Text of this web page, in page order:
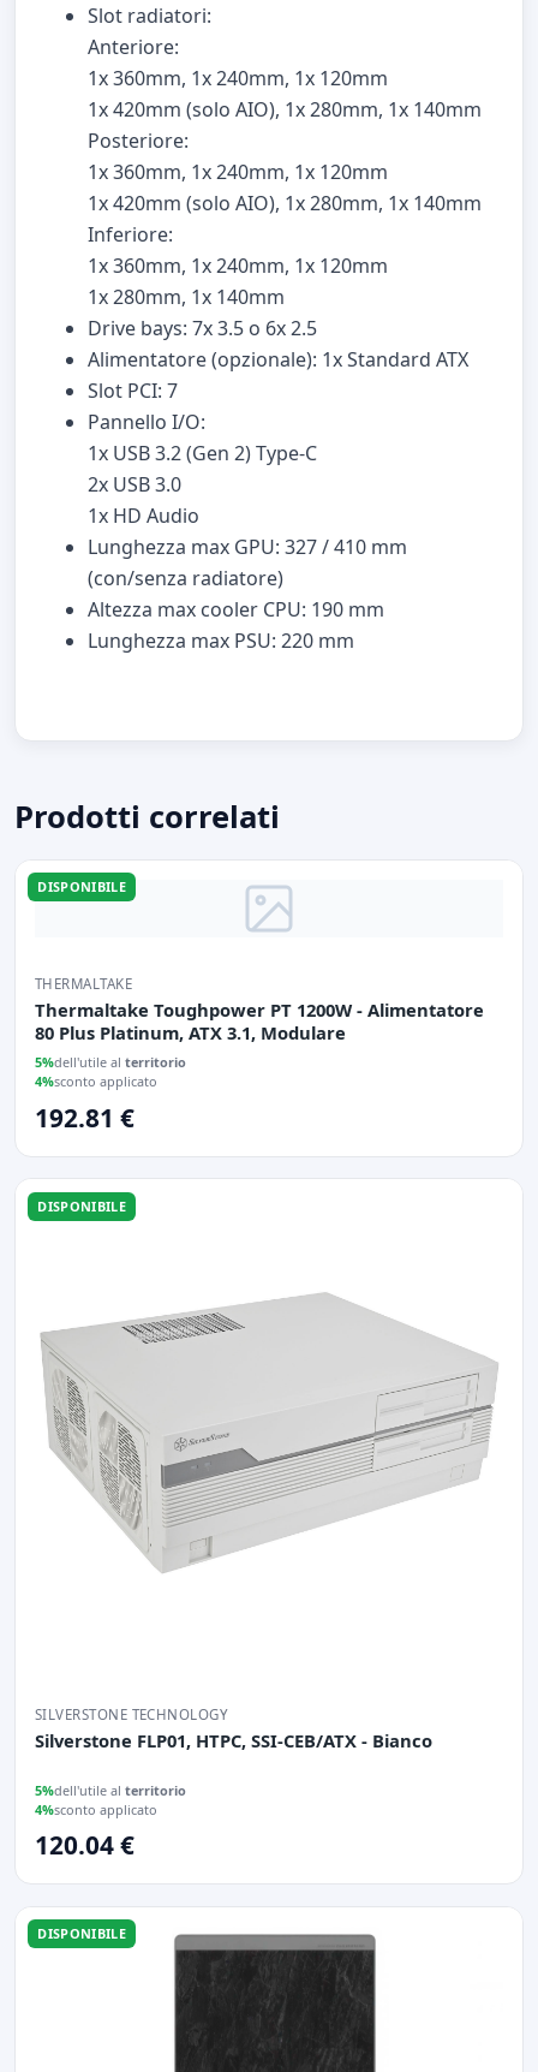
Slot radiatori:
Anteriore:
1x 360mm, 1x 240mm, 1x 120mm
1x 420mm (solo AIO), 1x 280mm, 1x 140mm
Posteriore:
1x 360mm, 1x 240mm, 1x 120mm
1x 420mm (solo AIO), 1x 280mm, 1x 140mm
Inferiore:
1x 360mm, 1x 240mm, 1x 120mm
1x 280mm, 1x 140mm
Drive bays: 7x 3.5 o 6x 2.5
Alimentatore (opzionale): 1x Standard ATX
Slot PCI: 7
Pannello I/O:
1x USB 3.2 (Gen 2) Type-C
2x USB 3.0
1x HD Audio
Lunghezza max GPU: 327 / 410 mm
(con/senza radiatore)
Altezza max cooler CPU: 190 mm
Lunghezza max PSU: 220 mm
Prodotti correlati
DISPONIBILE
THERMALTAKE
Thermaltake Toughpower PT 1200W - Alimentatore
80 Plus Platinum, ATX 3.1, Modulare
5%dell'utile al territorio
4%sconto applicato
192.81 €
DISPONIBILE
SILVERSTONE TECHNOLOGY
Silverstone FLP01, HTPC, SSI-CEB/ATX - Bianco
5%dell'utile al territorio
4%sconto applicato
120.04 €
DISPONIBILE